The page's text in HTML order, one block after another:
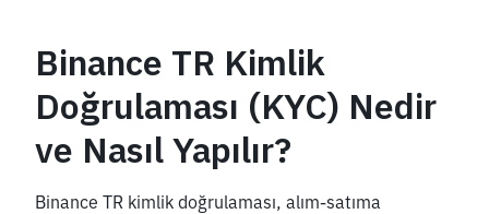
Binance TR Kimlik
Doğrulaması (KYC) Nedir
ve Nasıl Yapılır?
Binance TR kimlik doğrulaması, alım-satıma